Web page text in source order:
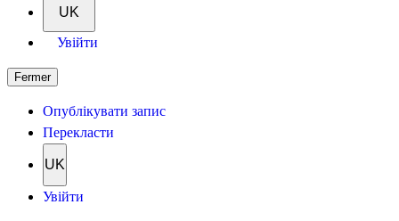
UK
Увійти
Fermer
Опублікувати запис
Перекласти
UK
Увійти